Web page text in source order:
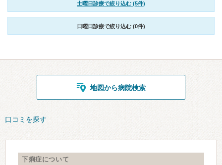
土曜日診療で絞り込む (5件)
日曜日診療で絞り込む (0件)
地図から病院検索
口コミを探す
下痢症について